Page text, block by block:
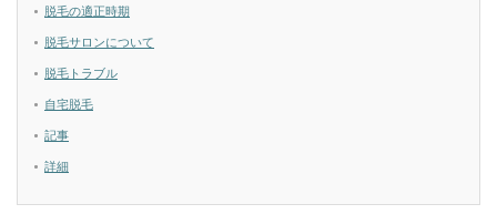
脱毛の適正時期
脱毛サロンについて
脱毛トラブル
自宅脱毛
記事
詳細